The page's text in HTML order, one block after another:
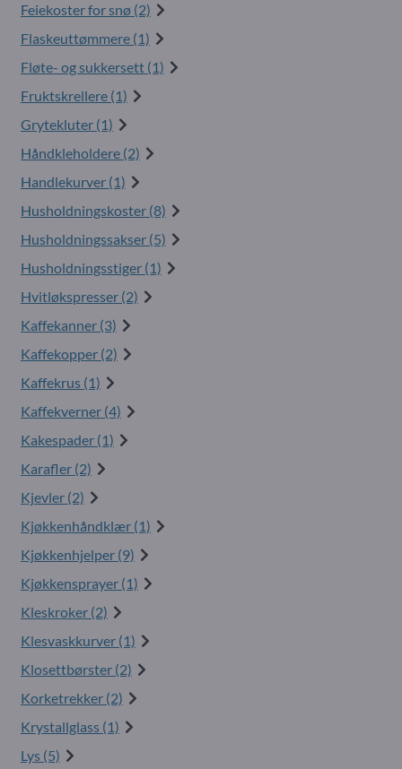
Feiekoster for snø (2)
Flaskeuttømmere (1)
Fløte- og sukkersett (1)
Fruktskrellere (1)
Grytekluter (1)
Håndkleholdere (2)
Handlekurver (1)
Husholdningskoster (8)
Husholdningssakser (5)
Husholdningsstiger (1)
Hvitløkspresser (2)
Kaffekanner (3)
Kaffekopper (2)
Kaffekrus (1)
Kaffekverner (4)
Kakespader (1)
Karafler (2)
Kjevler (2)
Kjøkkenhåndklær (1)
Kjøkkenhjelper (9)
Kjøkkensprayer (1)
Kleskroker (2)
Klesvaskkurver (1)
Klosettbørster (2)
Korketrekker (2)
Krystallglass (1)
Lys (5)